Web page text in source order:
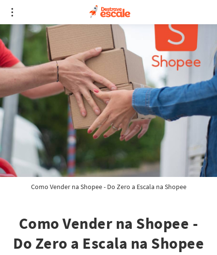
Como Vender na Shopee - Do Zero a Escala na Shopee
Como Vender na Shopee -
Do Zero a Escala na Shopee